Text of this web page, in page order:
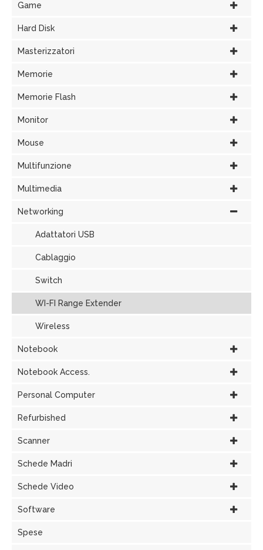
Game
Hard Disk
Masterizzatori
Memorie
Memorie Flash
Monitor
Mouse
Multifunzione
Multimedia
Networking
Adattatori USB
Cablaggio
Switch
WI-FI Range Extender
Wireless
Notebook
Notebook Access.
Personal Computer
Refurbished
Scanner
Schede Madri
Schede Video
Software
Spese